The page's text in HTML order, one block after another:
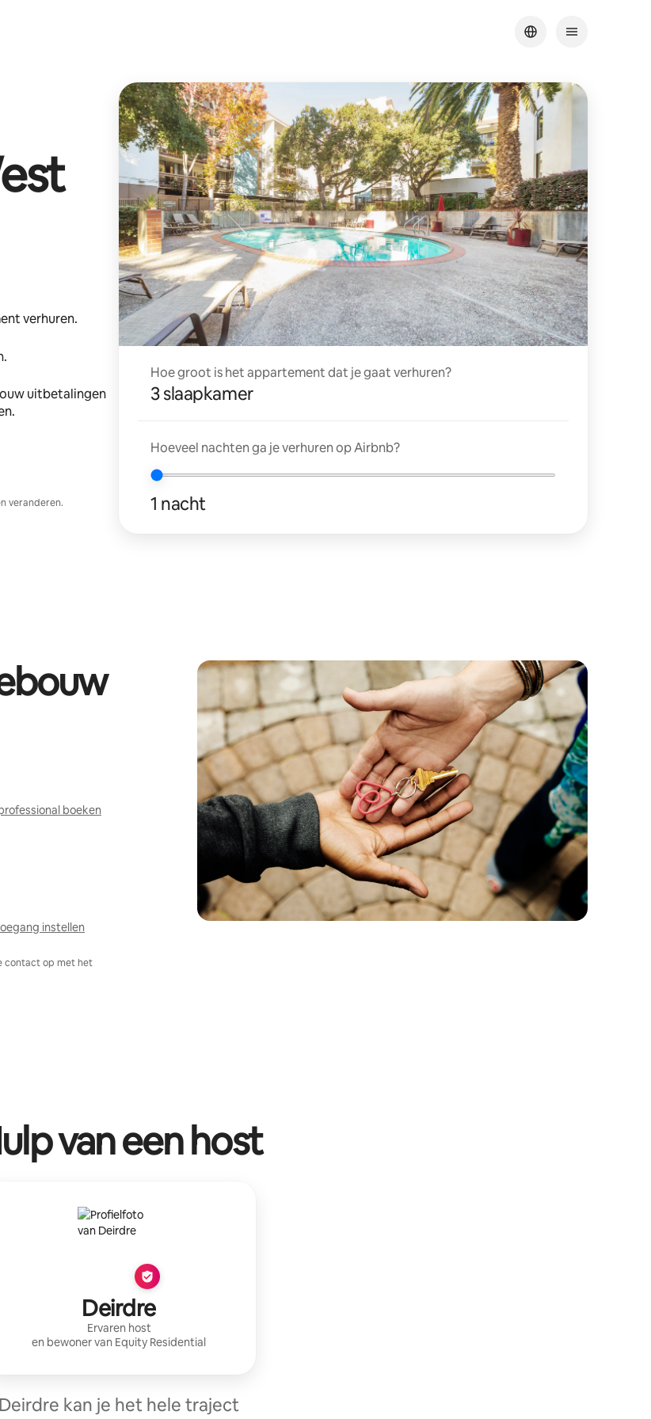
verhuren.
uitbetalingen
veranderen.
Hoe groot is het appartement dat je gaat verhuren?
3 slaapkamer
Hoeveel nachten ga je verhuren op Airbnb?
1 nacht
boeken
instellen
contact op met het
van een host
Deirdre
Ervaren host
en bewoner van Equity Residential
Deirdre kan je het hele traject